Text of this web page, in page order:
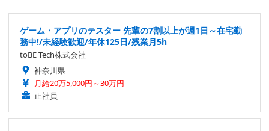
ゲーム・アプリのテスター 先輩の7割以上が週1日～在宅勤
務中!/未経験歓迎/年休125日/残業月5h
toBE Tech株式会社
神奈川県
月給20万5,000円～30万円
正社員